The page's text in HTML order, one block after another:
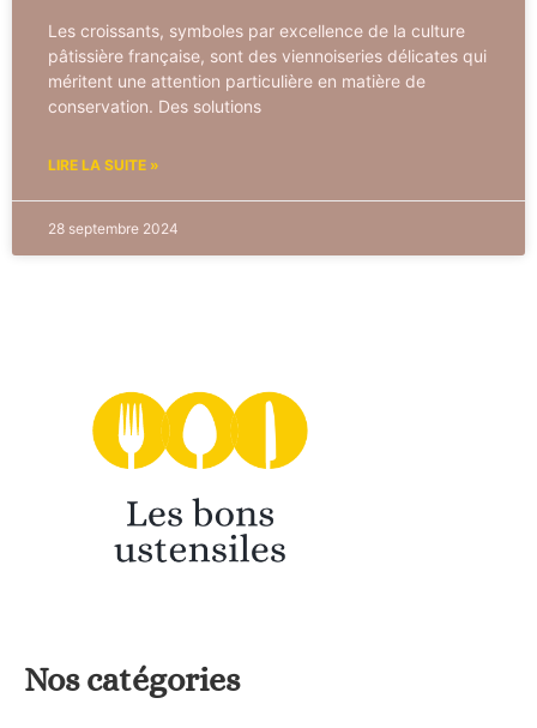
Les croissants, symboles par excellence de la culture
pâtissière française, sont des viennoiseries délicates qui
méritent une attention particulière en matière de
conservation. Des solutions
LIRE LA SUITE »
28 septembre 2024
Nos catégories